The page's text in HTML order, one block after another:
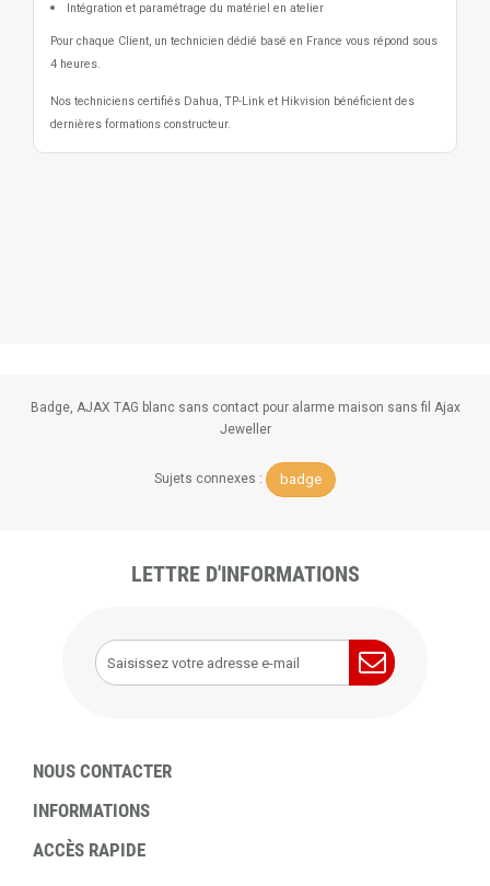
Intégration et paramétrage du matériel en atelier
Pour chaque Client, un technicien dédié basé en France vous répond sous
4 heures.
Nos techniciens certifiés Dahua, TP-Link et Hikvision bénéficient des
dernières formations constructeur.
Badge, AJAX TAG blanc sans contact pour alarme maison sans fil Ajax
Jeweller
Sujets connexes : badge
LETTRE D'INFORMATIONS
NOUS CONTACTER
INFORMATIONS
ACCÈS RAPIDE